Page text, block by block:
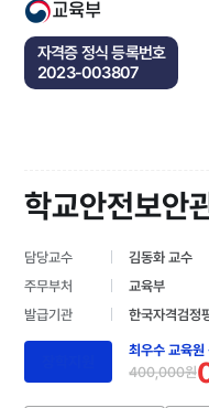
교육부
자격증 정식 등록번호
2023-003807
학교안전보안
담당교수
김동화 교수
주무부처
교육부
발급기관
한국자격검정
최우수 교육원
400,000원